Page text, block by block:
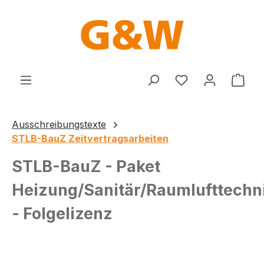
Du hast 0
Ausschreibungstexte
STLB-BauZ Zeitvertragsarbeiten
STLB-BauZ - Paket
Heizung/Sanitär/
- Folgelizenz